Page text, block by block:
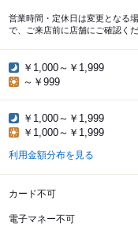
営業時間・定休日は変更となる
で、ご来店前に店舗にご確認くだ
￥1,000～￥1,999
～￥999
￥1,000～￥1,999
￥1,000～￥1,999
利用金額分布を見る
カード不可
電子マネー不可